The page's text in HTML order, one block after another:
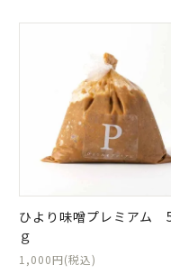
ひより味噌プレミアム
ｇ
1,000円(税込)